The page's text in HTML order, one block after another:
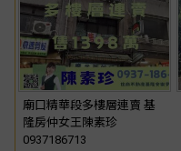
廟口精華段多樓層連賣 基
隆房仲女王陳素珍
0937186713